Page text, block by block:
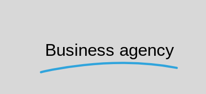
Business agency